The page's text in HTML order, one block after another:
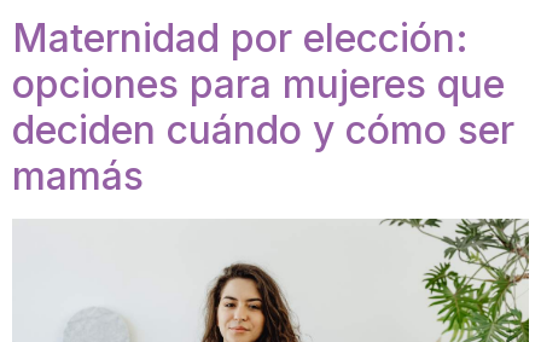
Maternidad por elección:
opciones para mujeres que
deciden cuándo y cómo ser
mamás